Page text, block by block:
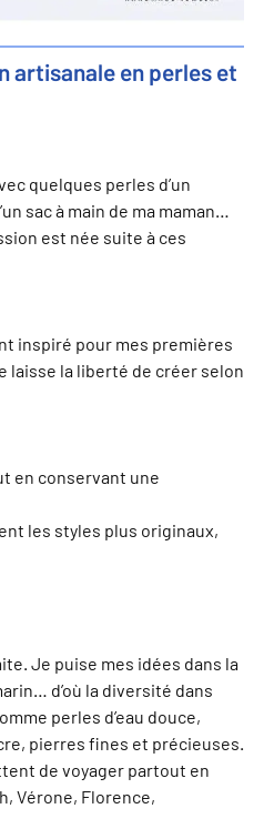
artisanale en perles et
quelques perles d’un
sac à main de ma maman…
est née suite à ces
inspiré pour mes premières
laisse la liberté de créer selon
en conservant une
les styles plus originaux,
Je puise mes idées dans la
d’où la diversité dans
perles d’eau douce,
pierres fines et précieuses.
de voyager partout en
Vérone, Florence,